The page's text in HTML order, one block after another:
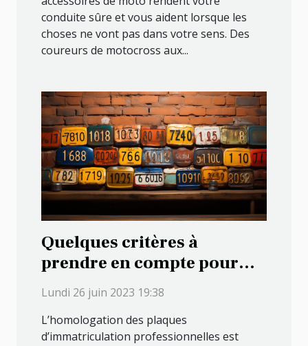
conduite sûre et vous aident lorsque les
choses ne vont pas dans votre sens. Des
coureurs de motocross aux...
Quelques critères à
prendre en compte pour
vérifier l’homologation des
plaques d'immatriculation
professionnelles
Lundi 26 juin 2023 19:38
L’homologation des plaques
d’immatriculation professionnelles est